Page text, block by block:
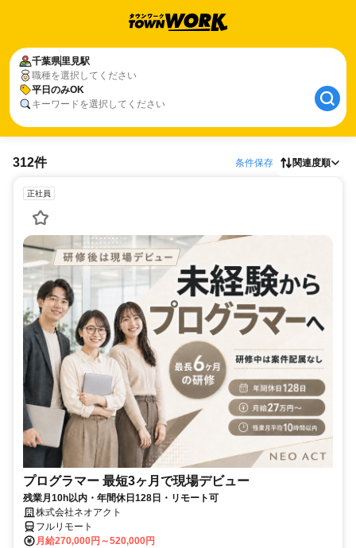
千葉県里見駅
職種を選択してください
平日のみOK
キーワードを選択してください
312件 条件保存 関連度順
正社員
プログラマー 最短3ヶ月で現場デビュー
残業月10h以内・年間休日128日・リモート可
株式会社ネオアクト
フルリモート
月給270,000円～520,000円